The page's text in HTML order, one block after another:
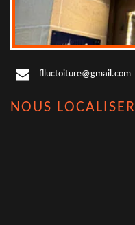
flluctoiture@gmail.com
NOUS LOCALISER